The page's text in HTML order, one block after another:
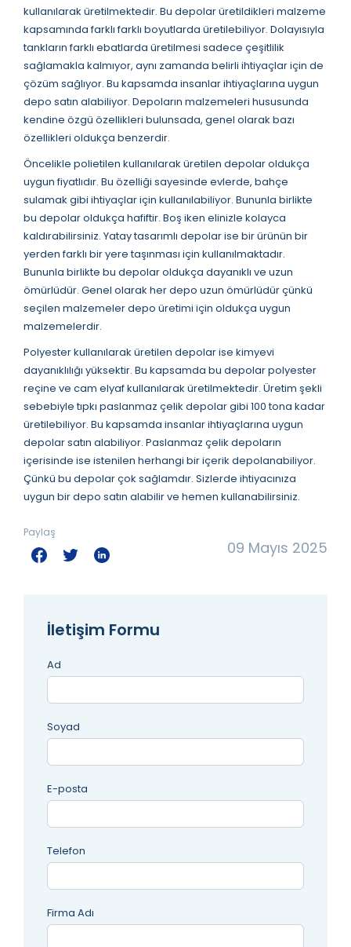
kullanılarak üretilmektedir. Bu depolar üretildikleri malzeme
kapsamında farklı farklı boyutlarda üretilebiliyor. Dolayısıyla
tankların farklı ebatlarda üretilmesi sadece çeşitlilik
sağlamakla kalmıyor, aynı zamanda belirli ihtiyaçlar için de
çözüm sağlıyor. Bu kapsamda insanlar ihtiyaçlarına uygun
depo satın alabiliyor. Depoların malzemeleri hususunda
kendine özgü özellikleri bulunsada, genel olarak bazı
özellikleri oldukça benzerdir.
Öncelikle polietilen kullanılarak üretilen depolar oldukça
uygun fiyatlıdır. Bu özelliği sayesinde evlerde, bahçe
sulamak gibi ihtiyaçlar için kullanılabiliyor. Bununla birlikte
bu depolar oldukça hafiftir. Boş iken elinizle kolayca
kaldırabilirsiniz. Yatay tasarımlı depolar ise bir ürünün bir
yerden farklı bir yere taşınması için kullanılmaktadır.
Bununla birlikte bu depolar oldukça dayanıklı ve uzun
ömürlüdür. Genel olarak her depo uzun ömürlüdür çünkü
seçilen malzemeler depo üretimi için oldukça uygun
malzemelerdir.
Polyester kullanılarak üretilen depolar ise kimyevi
dayanıklılığı yüksektir. Bu kapsamda bu depolar polyester
reçine ve cam elyaf kullanılarak üretilmektedir. Üretim şekli
sebebiyle tıpkı paslanmaz çelik depolar gibi 100 tona kadar
üretilebiliyor. Bu kapsamda insanlar ihtiyaçlarına uygun
depolar satın alabiliyor. Paslanmaz çelik depoların
içerisinde ise istenilen herhangi bir içerik depolanabiliyor.
Çünkü bu depolar çok sağlamdır. Sizlerde ihtiyacınıza
uygun bir depo satın alabilir ve hemen kullanabilirsiniz.
09 Mayıs 2025
Paylaş
İletişim Formu
Ad
Soyad
E-posta
Telefon
Firma Adı